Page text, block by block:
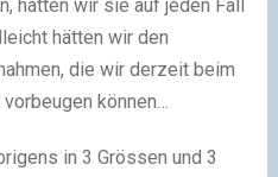
hätten wir sie auf jeden Fall
hätten wir den
die wir derzeit beim
können…
in 3 Grössen und 3